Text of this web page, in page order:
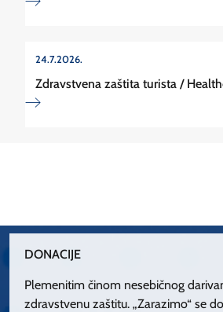
24.7.2026.
Zdravstvena zaštita turista /
DONACIJE
Plemenitim činom nesebičnog
zdravstvenu zaštitu. „Zarazimo“ se